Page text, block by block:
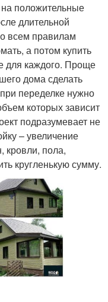
положительные
длительной
всем правилам
а потом купить
для каждого. Проще
дома сделать
переделке нужно
которых зависит
подразумевает не
– увеличение
кровли, пола,
кругленькую сумму.